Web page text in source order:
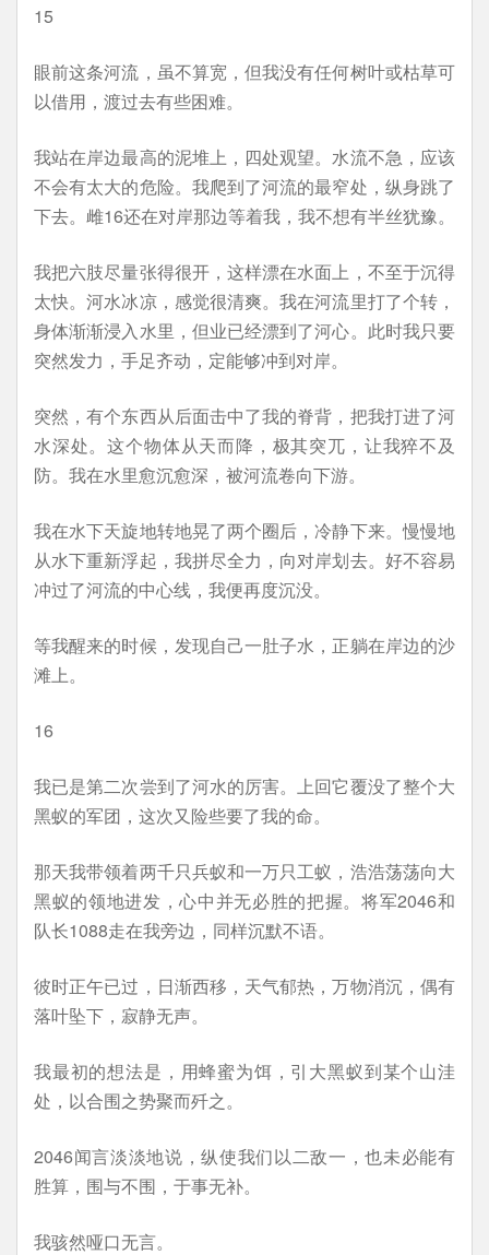
15
眼前这条河流，虽不算宽，但我没有任何树叶或枯草可
以借用，渡过去有些困难。
我站在岸边最高的泥堆上，四处观望。水流不急，应该
不会有太大的危险。我爬到了河流的最窄处，纵身跳了
下去。雌16还在对岸那边等着我，我不想有半丝犹豫。
我把六肢尽量张得很开，这样漂在水面上，不至于沉得
太快。河水冰凉，感觉很清爽。我在河流里打了个转，
身体渐渐浸入水里，但业已经漂到了河心。此时我只要
突然发力，手足齐动，定能够冲到对岸。
突然，有个东西从后面击中了我的脊背，把我打进了河
水深处。这个物体从天而降，极其突兀，让我猝不及
防。我在水里愈沉愈深，被河流卷向下游。
我在水下天旋地转地晃了两个圈后，冷静下来。慢慢地
从水下重新浮起，我拼尽全力，向对岸划去。好不容易
冲过了河流的中心线，我便再度沉没。
等我醒来的时候，发现自己一肚子水，正躺在岸边的沙
滩上。
16
我已是第二次尝到了河水的厉害。上回它覆没了整个大
黑蚁的军团，这次又险些要了我的命。
那天我带领着两千只兵蚁和一万只工蚁，浩浩荡荡向大
黑蚁的领地进发，心中并无必胜的把握。将军2046和
队长1088走在我旁边，同样沉默不语。
彼时正午已过，日渐西移，天气郁热，万物消沉，偶有
落叶坠下，寂静无声。
我最初的想法是，用蜂蜜为饵，引大黑蚁到某个山洼
处，以合围之势聚而歼之。
2046闻言淡淡地说，纵使我们以二敌一，也未必能有
胜算，围与不围，于事无补。
我骇然哑口无言。